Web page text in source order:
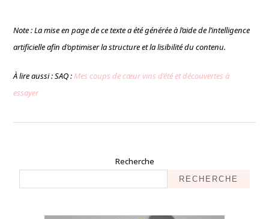
Note : La mise en page de ce texte a été générée à l’aide de l’intelligence
artificielle afin d’optimiser la structure et la lisibilité du contenu.
À lire aussi : SAQ :Mes coups de cœur vins d’été et découvertes à
essayer
Recherche
RECHERCHE